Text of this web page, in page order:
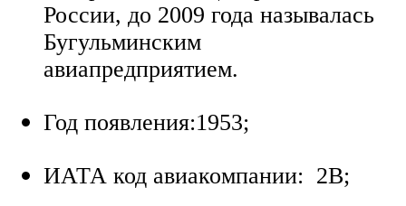
России, до 2009 года называлась
Бугульминским
авиапредприятием.
Год появления:1953;
ИАТА код авиакомпании: 2B;